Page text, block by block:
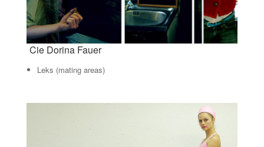
Cie Dorina Fauer
Leks (mating areas)